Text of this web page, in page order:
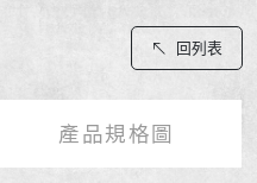
回列表
產品規格圖